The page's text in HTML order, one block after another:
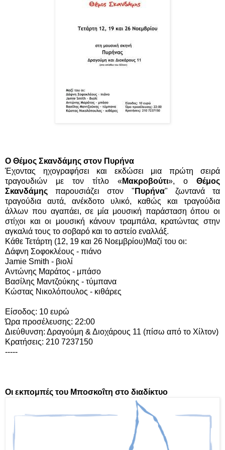
Ο Θέμος Σκανδάμης στον Πυρήνα
Έχοντας ηχογραφήσει και εκδώσει μια πρώτη σειρά
τραγουδιών με τον τίτλο «Μακροβούτι», ο Θέμος
Σκανδάμηςπαρουσιάζει στον " Πυρήνα" ζωντανά τα
τραγούδια αυτά, ανέκδοτο υλικό, καθώς και τραγούδια
άλλων που αγαπάει, σε μία μουσική παράσταση όπου οι
στίχοι και οι μουσική κάνουν τραμπάλα, κρατώντας στην
αγκαλιά τους το σοβαρό και το αστείο εναλλάξ.
Κάθε Τετάρτη (12, 19 και 26 Νοεμβρίου)Μαζί του οι:
Δάφνη Σοφοκλέους - πιάνο
Jamie Smith - βιολί
Αντώνης Μαράτος - μπάσο
Βασίλης Μαντζούκης - τύμπανα
Κώστας Νικολόπουλος - κιθάρες
Είσοδος: 10 ευρώ
Ώρα προσέλευσης: 22:00
Διεύθυνση: Δραγούμη & Διοχάρους 11 (πίσω από το Χίλτον)
Κρατήσεις: 210 7237150
-----
Οι εκπομπές του Μποσκοΐτη στο διαδίκτυο